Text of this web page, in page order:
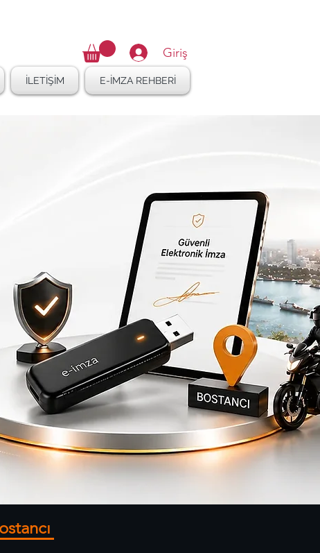
Giriş
İLETİŞİM E-İMZA REHBERİ